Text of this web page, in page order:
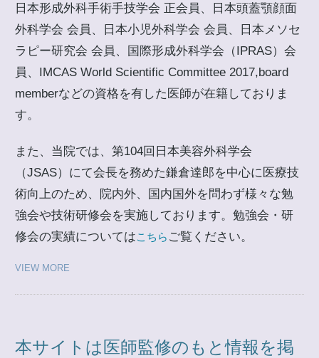
日本形成外科手術手技学会 正会員、日本頭蓋顎顔面
外科学会 会員、日本小児外科学会 会員、日本メソセ
ラピー研究会 会員、国際形成外科学会（IPRAS）会
員、IMCAS World Scientific Committee 2017,board
memberなどの資格を有した医師が在籍しておりま
す。
また、当院では、第104回日本美容外科学会
（JSAS）にて会長を務めた鎌倉達郎を中心に医療技
術向上のため、院内外、国内国外を問わず様々な勉
強会や技術研修会を実施しております。勉強会・研
修会の実績についてはこちら ご覧ください。
VIEW MORE
本サイトは医師監修のもと情報を掲